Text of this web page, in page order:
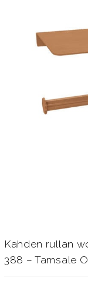
Kahden rullan
388 – Tamsale